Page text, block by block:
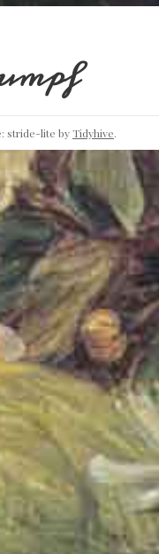
stride-lite byTidyhive.